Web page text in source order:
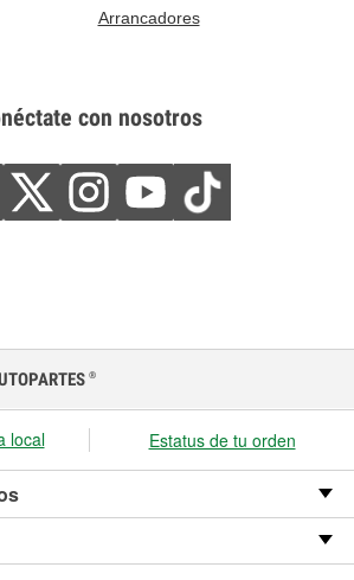
Arrancadores
con nosotros
®
local Estatus de tu orden